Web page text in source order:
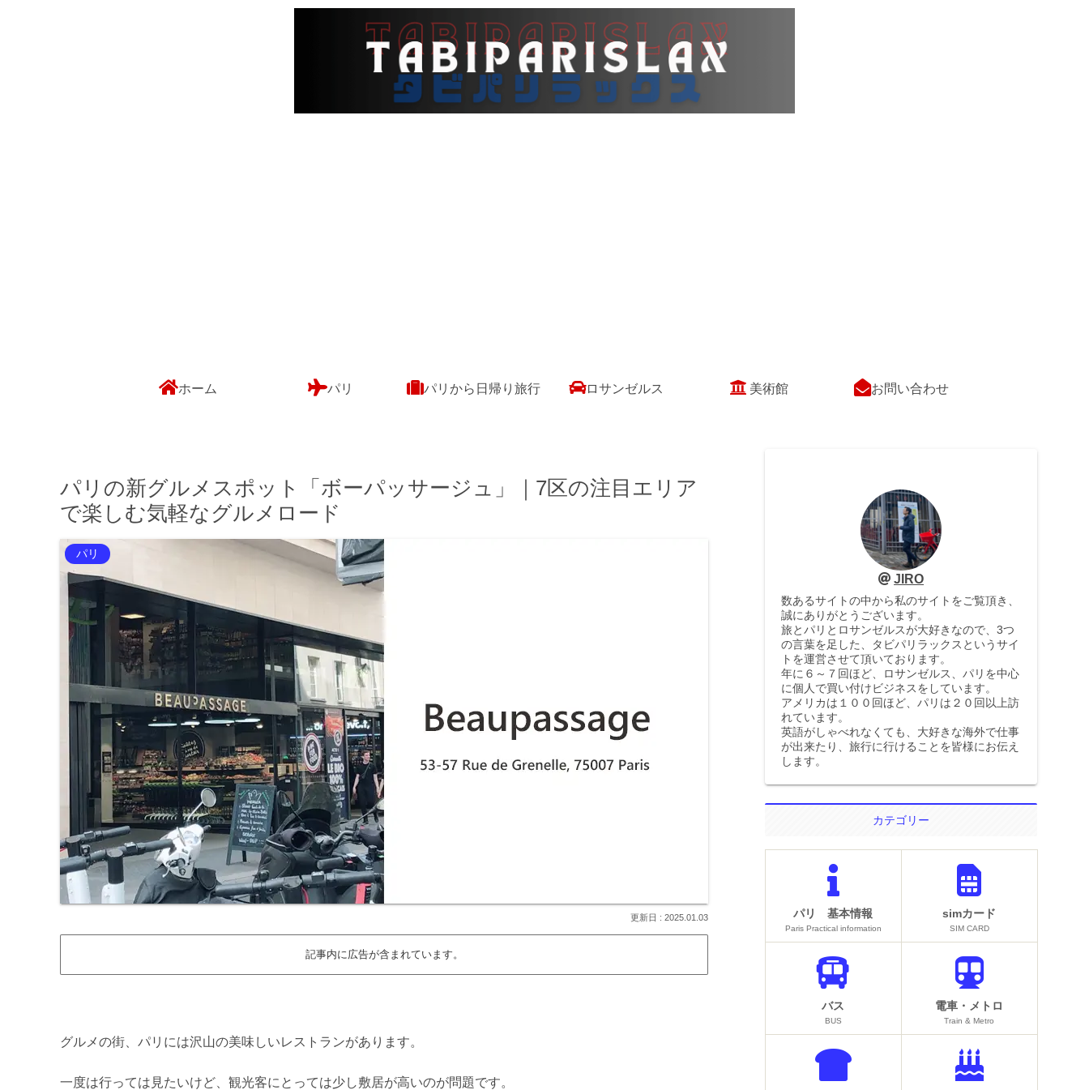
ホーム パリ パリから日帰り旅行 ロサンゼルス 美術館 お問い合わせ
パリの新グルメスポット「ボーパッサージュ」｜7区の注目エリア
で楽しむ気軽なグルメロード
パリ
2025.01.03
記事内に広告が含まれています。
グルメの街、パリには沢山の美味しいレストランがあります。
一度は行っては見たいけど、観光客にとっては少し敷居が高いのが問題です。
JIRO
数あるサイトの中から私のサイトをご覧頂き、
誠にありがとうございます。
旅とパリとロサンゼルスが大好きなので、3つ
の言葉を足した、タビパリラックスというサイ
トを運営させて頂いております。
年に６～７回ほど、ロサンゼルス、パリを中心
に個人で買い付けビジネスをしています。
アメリカは１００回ほど、パリは２０回以上訪
れています。
英語がしゃべれなくても、大好きな海外で仕事
が出来たり、旅行に行けることを皆様にお伝え
します。
カテゴリー
パリ 基本情報
Paris Practical information
simカード
SIM CARD
バス
BUS
電車・メトロ
Train & Metro